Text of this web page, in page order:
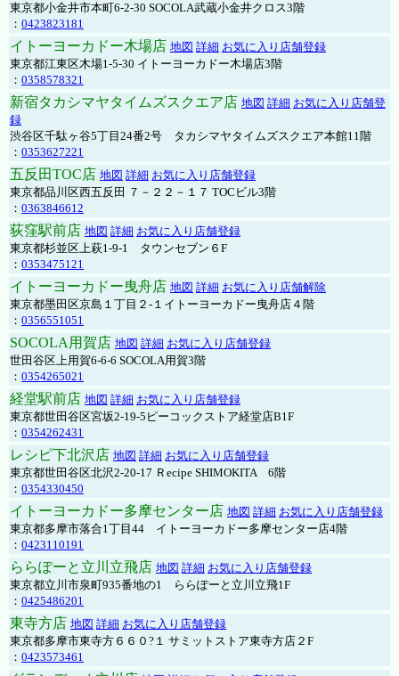
東京都小金井市本町6-2-30 SOCOLA武蔵小金井クロス3階
： 0423823181
イトーヨーカドー木場店 地図 詳細 お気に入り店舗登録
東京都江東区木場1-5-30 イトーヨーカドー木場店3階
： 0358578321
新宿タカシマヤタイムズスクエア店 地図 詳細 お気に入り店舗登
録
渋谷区千駄ヶ谷5丁目24番2号 タカシマヤタイムズスクエア本館11階
： 0353627221
五反田TOC店 地図 詳細 お気に入り店舗登録
東京都品川区西五反田 ７－２２－１７ TOCビル3階
： 0363846612
荻窪駅前店 地図 詳細 お気に入り店舗登録
東京都杉並区上萩1-9-1 タウンセブン６F
： 0353475121
イトーヨーカドー曳舟店 地図 詳細 お気に入り店舗解除
東京都墨田区京島１丁目２-１イトーヨーカドー曳舟店４階
： 0356551051
SOCOLA用賀店 地図 詳細 お気に入り店舗登録
世田谷区上用賀6-6-6 SOCOLA用賀3階
： 0354265021
経堂駅前店 地図 詳細 お気に入り店舗登録
東京都世田谷区宮坂2-19-5ピーコックストア経堂店B1F
： 0354262431
レシピ下北沢店 地図 詳細 お気に入り店舗登録
東京都世田谷区北沢2-20-17 Ｒecipe SHIMOKITA 6階
： 0354330450
イトーヨーカドー多摩センター店 地図 詳細 お気に入り店舗登録
東京都多摩市落合1丁目44 イトーヨーカドー多摩センター店4階
： 0423110191
ららぽーと立川立飛店 地図 詳細 お気に入り店舗登録
東京都立川市泉町935番地の1 ららぽーと立川立飛1F
： 0425486201
東寺方店 地図 詳細 お気に入り店舗登録
東京都多摩市東寺方６６０?１ サミットストア東寺方店２F
： 0423573461